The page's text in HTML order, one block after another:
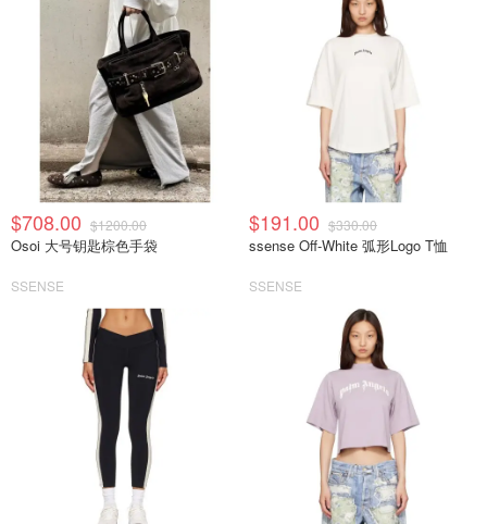
$708.00 $1200.00
Osoi 大号钥匙棕色手袋
SSENSE
$191.00 $330.00
ssense Off-White 弧形Logo T恤
SSENSE